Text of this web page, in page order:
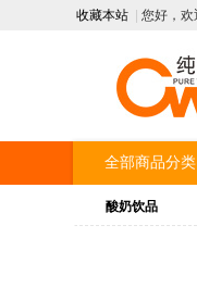
收藏本站 您好，欢
全部商品分类
酸奶饮品